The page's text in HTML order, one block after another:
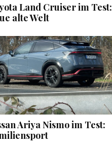
Land Cruiser im Test:
alte Welt
Ariya Nismo im Test: